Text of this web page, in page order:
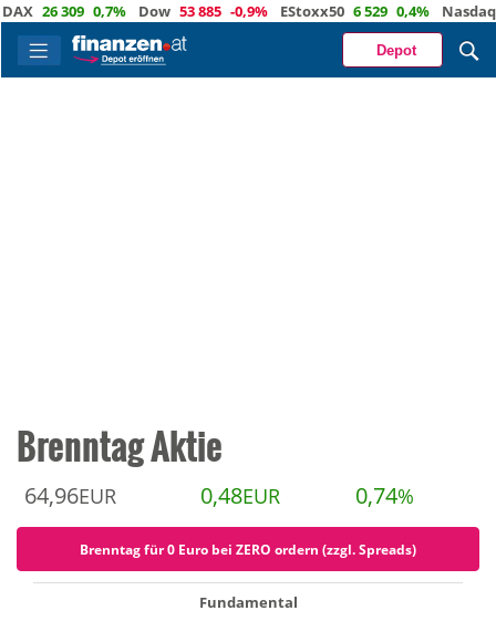
26 309 0,7% Dow 53 885 -0,9% EStoxx50 6 529 0,4% Nasdaq
Depot
Brenntag Aktie
64,96EUR 0,48EUR 0,74%
Brenntag für 0 Euro bei ZERO ordern (zzgl. Spreads)
Fundamental